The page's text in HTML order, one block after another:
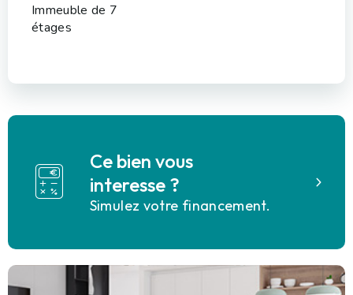
Immeuble de 7
étages
Ce bien vous
interesse ?
Simulez votre financement.